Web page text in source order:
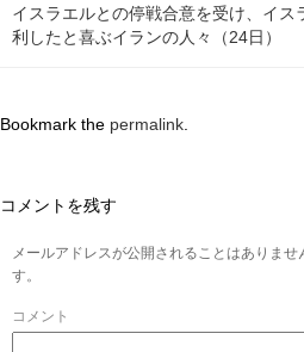
イスラエルとの停戦合意を受け、イス
利したと喜ぶイランの人々（24日）
Bookmark the permalink
コメントを残す
メールアドレスが公開されることはありま
す。
コメント